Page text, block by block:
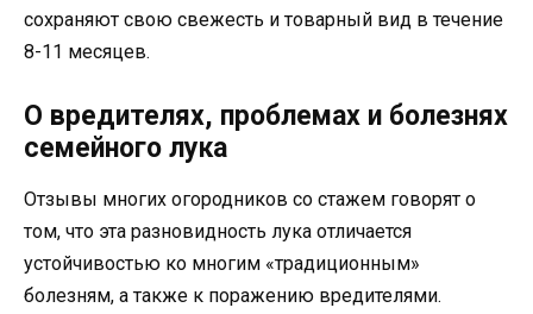
сохраняют свою свежесть и товарный вид в течение
8-11 месяцев.
О вредителях, проблемах и болезнях
семейного лука
Отзывы многих огородников со стажем говорят о
том, что эта разновидность лука отличается
устойчивостью ко многим «традиционным»
болезням, а также к поражению вредителями.